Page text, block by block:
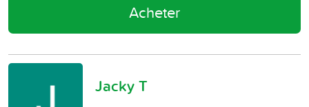
Acheter
Jacky T